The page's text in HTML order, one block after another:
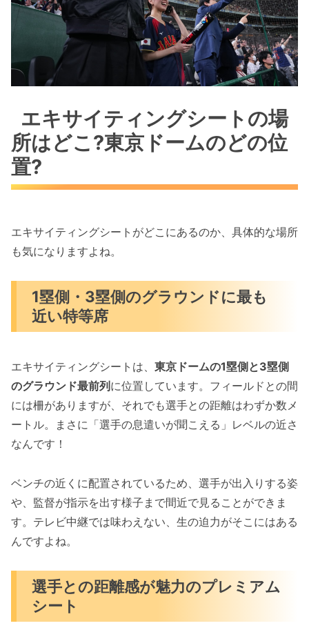
エキサイティングシートの場
所はどこ?東京ドームのどの位
置?
エキサイティングシートがどこにあるのか、具体的な場所
も気になりますよね。
1塁側・3塁側のグラウンドに最も
近い特等席
エキサイティングシートは、 東京ドームの1塁側と3塁側
のグラウンド最前列 に位置しています。フィールドとの間
には柵がありますが、それでも選手との距離はわずか数メ
ートル。まさに「選手の息遣いが聞こえる」レベルの近さ
なんです！
ベンチの近くに配置されているため、選手が出入りする姿
や、監督が指示を出す様子まで間近で見ることができま
す。テレビ中継では味わえない、生の迫力がそこにはある
んですよね。
選手との距離感が魅力のプレミアム
シート